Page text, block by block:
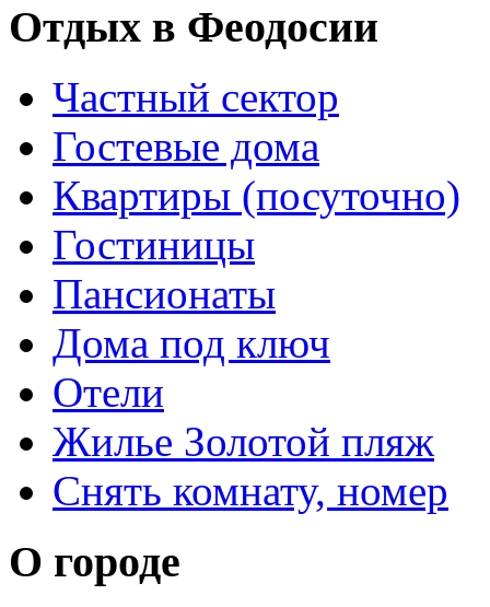
Отдых в Феодосии
Частный сектор
Гостевые дома
Квартиры (посуточно)
Гостиницы
Пансионаты
Дома под ключ
Отели
Жилье Золотой пляж
Снять комнату, номер
О городе